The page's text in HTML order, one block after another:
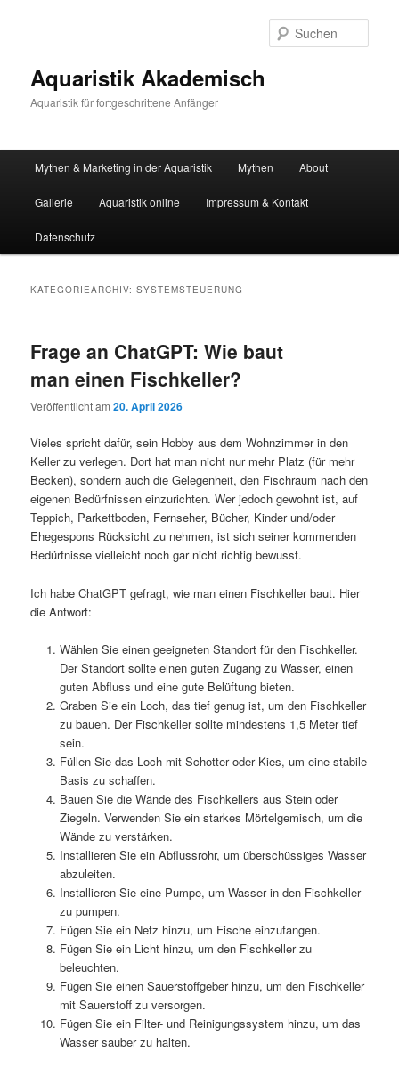
Aquaristik Akademisch
Aquaristik für fortgeschrittene Anfänger
Mythen & Marketing in der Aquaristik Mythen About
Gallerie Aquaristik online Impressum & Kontakt
Datenschutz
KATEGORIEARCHIV:SYSTEMSTEUERUNG
Frage an ChatGPT: Wie baut
man einen Fischkeller?
Veröffentlicht am20. April 2026
Vieles spricht dafür, sein Hobby aus dem Wohnzimmer in den
Keller zu verlegen. Dort hat man nicht nur mehr Platz (für mehr
Becken), sondern auch die Gelegenheit, den Fischraum nach den
eigenen Bedürfnissen einzurichten. Wer jedoch gewohnt ist, auf
Teppich, Parkettboden, Fernseher, Bücher, Kinder und/oder
Ehegespons Rücksicht zu nehmen, ist sich seiner kommenden
Bedürfnisse vielleicht noch gar nicht richtig bewusst.
Ich habe ChatGPT gefragt, wie man einen Fischkeller baut. Hier
die Antwort:
Wählen Sie einen geeigneten Standort für den Fischkeller.
Der Standort sollte einen guten Zugang zu Wasser, einen
guten Abfluss und eine gute Belüftung bieten.
Graben Sie ein Loch, das tief genug ist, um den Fischkeller
zu bauen. Der Fischkeller sollte mindestens 1,5 Meter tief
sein.
Füllen Sie das Loch mit Schotter oder Kies, um eine stabile
Basis zu schaffen.
Bauen Sie die Wände des Fischkellers aus Stein oder
Ziegeln. Verwenden Sie ein starkes Mörtelgemisch, um die
Wände zu verstärken.
Installieren Sie ein Abflussrohr, um überschüssiges Wasser
abzuleiten.
Installieren Sie eine Pumpe, um Wasser in den Fischkeller
zu pumpen.
Fügen Sie ein Netz hinzu, um Fische einzufangen.
Fügen Sie ein Licht hinzu, um den Fischkeller zu
beleuchten.
Fügen Sie einen Sauerstoffgeber hinzu, um den Fischkeller
mit Sauerstoff zu versorgen.
Fügen Sie ein Filter- und Reinigungssystem hinzu, um das
Wasser sauber zu halten.